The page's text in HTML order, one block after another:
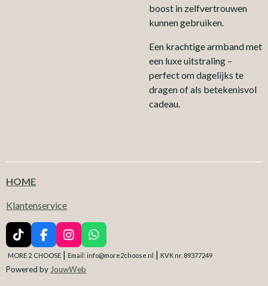
boost in zelfvertrouwen
kunnen gebruiken.
Een krachtige armband met
een luxe uitstraling –
perfect om dagelijks te
dragen of als betekenisvol
cadeau.
HOME
Klantenservice
T
i
T
F
a
e
I
n
t
W
h
MORE 2 CHOOSE | Email: info@more2choose.nl | KVK nr. 89377249
Powered by JouwWeb